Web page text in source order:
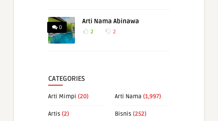
0
Arti Nama Abinawa
2 2
CATEGORIES
Arti Mimpi (20) Arti Nama (1,997)
Artis (2) Bisnis (252)